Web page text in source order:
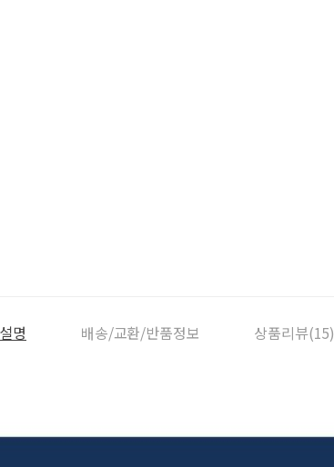
명 배송/교환/반품정보 상품리뷰(15)